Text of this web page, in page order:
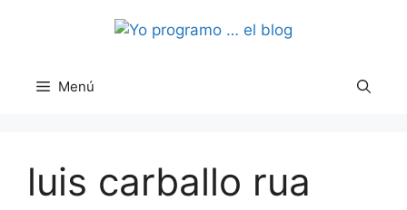
Menú
luis carballo rua